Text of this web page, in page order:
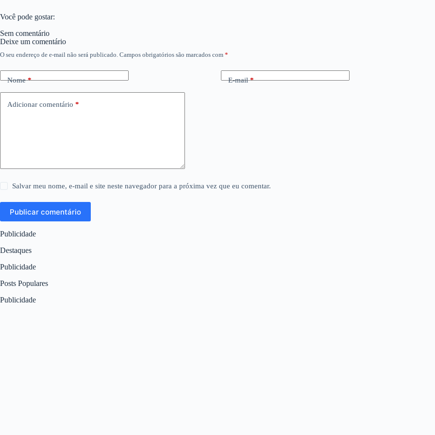
Você pode gostar:
Sem comentário
Deixe um comentário
O seu endereço de e-mail não será publicado. Campos obrigatórios são marcados com *
Nome* E-mail*
Adicionar comentário *
Salvar meu nome, e-mail e site neste navegador para a próxima vez que eu comentar.
Publicar comentário
Publicidade
Destaques
Publicidade
Posts Populares
Publicidade